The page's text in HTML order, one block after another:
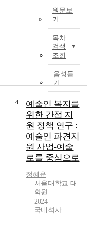
원문보
기
목차
검색
조회
음성듣
기
4
예술인 복지를
위한 간접 지
원 정책 연구 :
예술인 파견지
원 사업-예술
로를 중심으로
정혜윤
서울대학교 대
학원
2024
국내석사